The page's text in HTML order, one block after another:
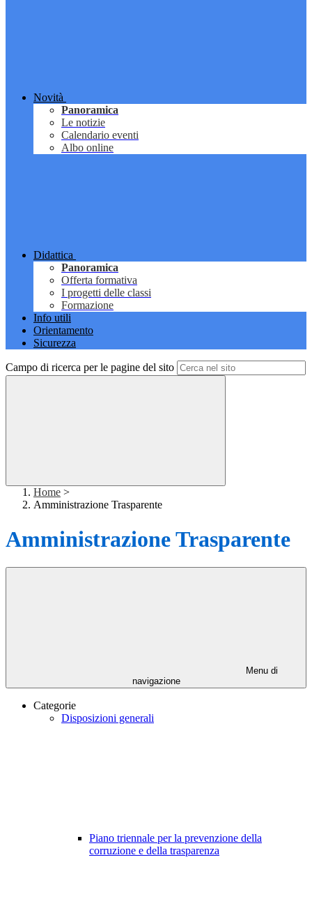
Novità
Panoramica
Le notizie
Calendario eventi
Albo online
Didattica
Panoramica
Offerta formativa
I progetti delle classi
Formazione
Info utili
Orientamento
Sicurezza
Campo di ricerca per le pagine del sito
Home >
Amministrazione Trasparente
Amministrazione Trasparente
Menu di
navigazione
Categorie
Disposizioni generali
Piano triennale per la prevenzione della
corruzione e della trasparenza